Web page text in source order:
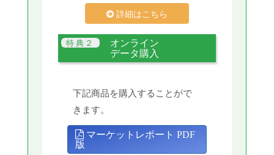
詳細はこちら
オンライン
データ購入
下記商品を購入することがで
きます。
マーケットレポート PDF
版